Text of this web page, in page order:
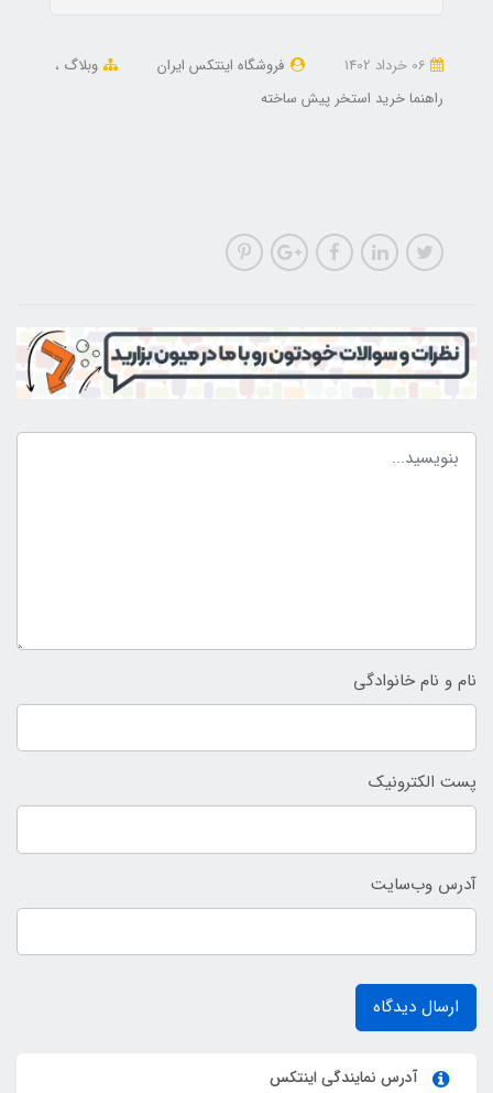
فروشگاه اینتکس ایران
وبلاگ
راهنما خرید استخر پیش ساخته
نام و نام خانوادگی
پست الکترونیک
آدرس وب‌سایت
ارسال دیدگاه
آدرس نمایندگی اینتکس